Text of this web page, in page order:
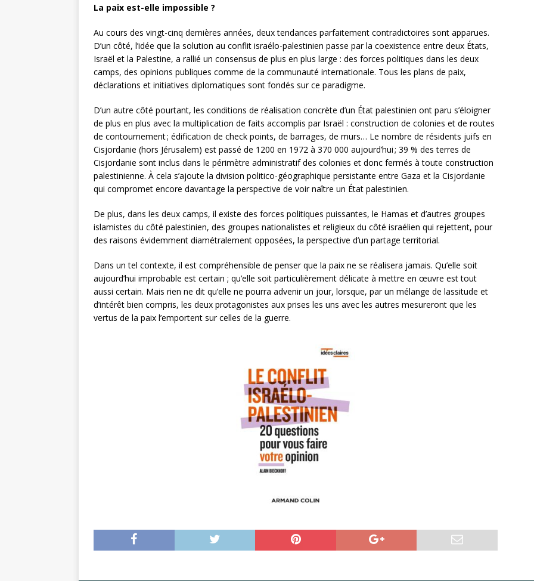
La paix est-elle impossible ?
Au cours des vingt-cinq dernières années, deux tendances parfaitement contradictoires sont apparues.
D’un côté, l’idée que la solution au conflit israélo-palestinien passe par la coexistence entre deux États,
Israël et la Palestine, a rallié un consensus de plus en plus large : des forces politiques dans les deux
camps, des opinions publiques comme de la communauté internationale. Tous les plans de paix,
déclarations et initiatives diplomatiques sont fondés sur ce paradigme.
D’un autre côté pourtant, les conditions de réalisation concrète d’un État palestinien ont paru s’éloigner
de plus en plus avec la multiplication de faits accomplis par Israël : construction de colonies et de routes
de contournement ; édification de check points, de barrages, de murs… Le nombre de résidents juifs en
Cisjordanie (hors Jérusalem) est passé de 1200 en 1972 à 370 000 aujourd’hui ; 39 % des terres de
Cisjordanie sont inclus dans le périmètre administratif des colonies et donc fermés à toute construction
palestinienne. À cela s’ajoute la division politico-géographique persistante entre Gaza et la Cisjordanie
qui compromet encore davantage la perspective de voir naître un État palestinien.
De plus, dans les deux camps, il existe des forces politiques puissantes, le Hamas et d’autres groupes
islamistes du côté palestinien, des groupes nationalistes et religieux du côté israélien qui rejettent, pour
des raisons évidemment diamétralement opposées, la perspective d’un partage territorial.
Dans un tel contexte, il est compréhensible de penser que la paix ne se réalisera jamais. Qu’elle soit
aujourd’hui improbable est certain ; qu’elle soit particulièrement délicate à mettre en œuvre est tout
aussi certain. Mais rien ne dit qu’elle ne pourra advenir un jour, lorsque, par un mélange de lassitude et
d’intérêt bien compris, les deux protagonistes aux prises les uns avec les autres mesureront que les
vertus de la paix l’emportent sur celles de la guerre.